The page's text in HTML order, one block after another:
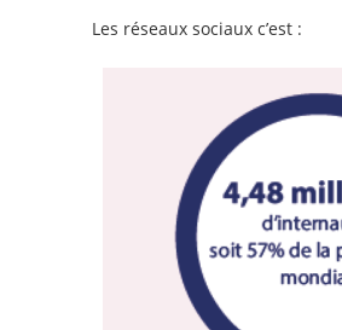
Les réseaux sociaux c’est :